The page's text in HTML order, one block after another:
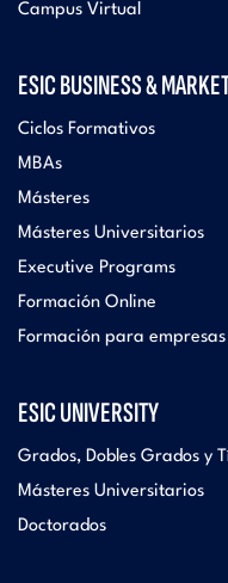
Campus Virtual
ESIC BUSINESS &
Ciclos Formativos
MBAs
Másteres
Másteres Universitarios
Executive Programs
Formación Online
Formación para empresas
ESIC UNIVERSITY
Grados, Dobles Grados y
Másteres Universitarios
Doctorados